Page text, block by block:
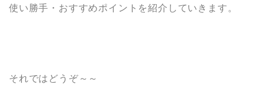
使い勝手・おすすめポイントを紹介していきます。
それではどうぞ～～